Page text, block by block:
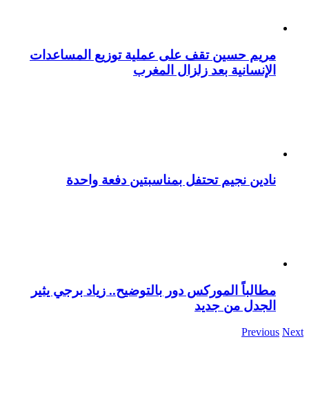
مريم حسين تقف على عملية توزيع المساعدات
الإنسانية بعد زلزال المغرب
نادين نجيم تحتفل بمناسبتين دفعة واحدة
مطالباً الموركس دور بالتوضيح.. زياد برجي يثير
الجدل من جديد
Previous Next